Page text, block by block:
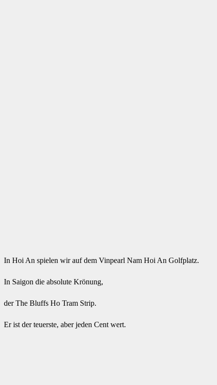
In Hoi An spielen wir auf dem Vinpearl Nam Hoi An Golfplatz.
In Saigon die absolute Krönung,
der The Bluffs Ho Tram Strip.
Er ist der teuerste, aber jeden Cent wert.